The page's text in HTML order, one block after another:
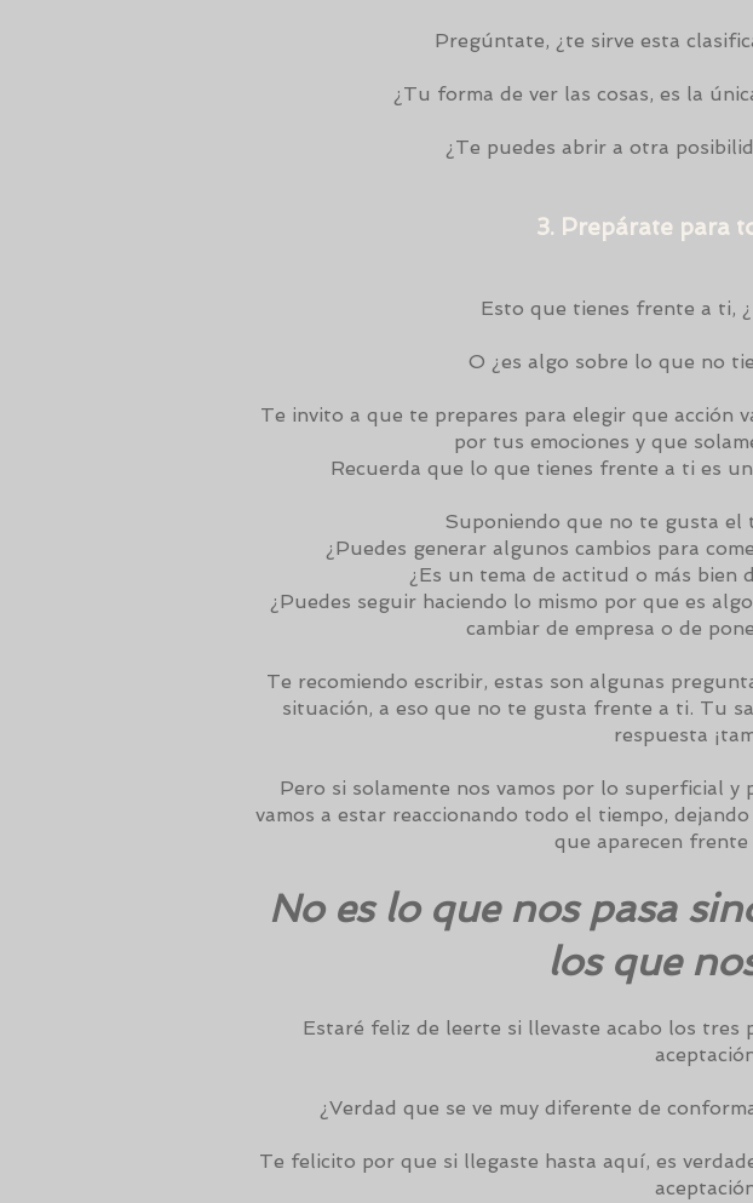
Pregúntate, ¿te sirve esta
¿Tu forma de ver las cosas, es la
¿Te puedes abrir a otra
3. Prepárate para
Esto que tienes frente a ti,
O ¿es algo sobre lo que no
Te invito a que te prepares para elegir que acción
por tus emociones y que
Recuerda que lo que tienes frente a ti es
Suponiendo que no te gusta el
¿Puedes generar algunos cambios para
¿Es un tema de actitud o más bien
¿Puedes seguir haciendo lo mismo por que es
cambiar de empresa o de
Te recomiendo escribir, estas son algunas
situación, a eso que no te gusta frente a ti. Tu
respuesta
Pero si solamente nos vamos por lo superficial y
vamos a estar reaccionando todo el tiempo,
que aparecen
No es lo que nos pasa
los que
Estaré feliz de leerte si llevaste acabo los tres
¿Verdad que se ve muy diferente de
Te felicito por que si llegaste hasta aquí, es